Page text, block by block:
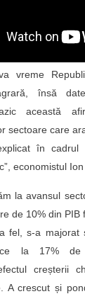
worst local
in Moldova
procurement
vreme
însă
această
sectoare care
în cadrul
economistul Ion
la avansul
de 10% din PIB
fel, s-a majorat
la 17%
creșterii
A crescut și